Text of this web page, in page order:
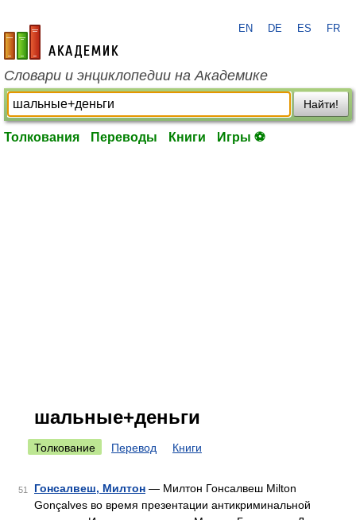
academic.ru
EN DE ES FR
Словари и энциклопедии на Академике
Найти!
Толкования Переводы Книги Игры ⚽
шальные+деньги
Толкование Перевод Книги
51 Гонсалвеш, Милтон — Милтон Гонсалвеш Milton
Gonçalves во время презентации антикриминальной